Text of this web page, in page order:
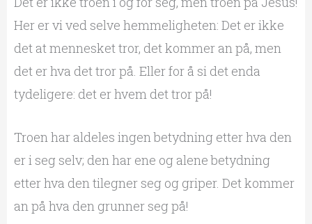
Her er vi ved selve hemmeligheten: Det er ikke
det at mennesket tror, det kommer an på, men
det er hva det tror på. Eller for å si det enda
tydeligere: det er hvem det tror på!
Troen har aldeles ingen betydning etter hva den
er i seg selv; den har ene og alene betydning
etter hva den tilegner seg og griper. Det kommer
an på hva den grunner seg på!